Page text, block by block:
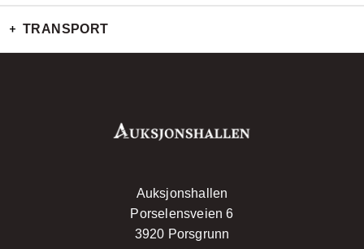
TRANSPORT
Auksjonshallen
Porselensveien 6
3920 Porsgrunn